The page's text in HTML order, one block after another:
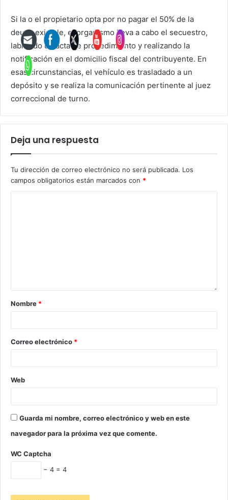
Si la o el propietario opta por no pagar el 50% de la
deuda exigible, el organismo lleva a cabo el secuestro,
labrando un acta de procedimiento y realizando la
notificación en el domicilio fiscal del contribuyente. En
esas circunstancias, el vehículo es trasladado a un
depósito y se realiza la comunicación pertinente al juez
correccional de turno.
Deja una respuesta
Tu dirección de correo electrónico no será publicada. Los
campos obligatorios están marcados con *
Nombre *
Correo electrónico *
Web
Guarda mi nombre, correo electrónico y web en este
navegador para la próxima vez que comente.
WC Captcha
− 4 = 4